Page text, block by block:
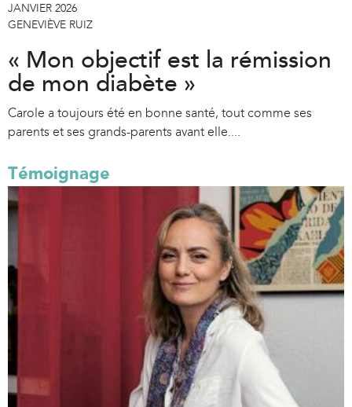
JANVIER 2026
GENEVIÈVE RUIZ
« Mon objectif est la rémission
de mon diabète »
Carole a toujours été en bonne santé, tout comme ses
parents et ses grands-parents avant elle....
Témoignage